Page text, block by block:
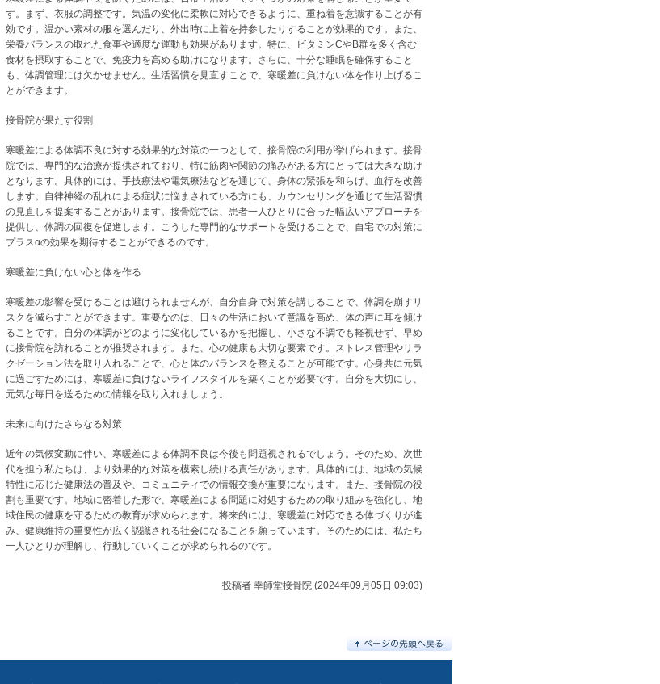
す。まず、衣服の調整です。気温の変化に柔軟に対応できるように、重ね着を意識することが有
効です。温かい素材の服を選んだり、外出時に上着を持参したりすることが効果的です。また、
栄養バランスの取れた食事や適度な運動も効果があります。特に、ビタミンCやB群を多く含む
食材を摂取することで、免疫力を高める助けになります。さらに、十分な睡眠を確保すること
も、体調管理には欠かせません。生活習慣を見直すことで、寒暖差に負けない体を作り上げるこ
とができます。
接骨院が果たす役割
寒暖差による体調不良に対する効果的な対策の一つとして、接骨院の利用が挙げられます。接骨
院では、専門的な治療が提供されており、特に筋肉や関節の痛みがある方にとっては大きな助け
となります。具体的には、手技療法や電気療法などを通じて、身体の緊張を和らげ、血行を改善
します。自律神経の乱れによる症状に悩まされている方にも、カウンセリングを通じて生活習慣
の見直しを提案することがあります。接骨院では、患者一人ひとりに合った幅広いアプローチを
提供し、体調の回復を促進します。こうした専門的なサポートを受けることで、自宅での対策に
プラスαの効果を期待することができるのです。
寒暖差に負けない心と体を作る
寒暖差の影響を受けることは避けられませんが、自分自身で対策を講じることで、体調を崩すリ
スクを減らすことができます。重要なのは、日々の生活において意識を高め、体の声に耳を傾け
ることです。自分の体調がどのように変化しているかを把握し、小さな不調でも軽視せず、早め
に接骨院を訪れることが推奨されます。また、心の健康も大切な要素です。ストレス管理やリラ
クゼーション法を取り入れることで、心と体のバランスを整えることが可能です。心身共に元気
に過ごすためには、寒暖差に負けないライフスタイルを築くことが必要です。自分を大切にし、
元気な毎日を送るための情報を取り入れましょう。
未来に向けたさらなる対策
近年の気候変動に伴い、寒暖差による体調不良は今後も問題視されるでしょう。そのため、次世
代を担う私たちは、より効果的な対策を模索し続ける責任があります。具体的には、地域の気候
特性に応じた健康法の普及や、コミュニティでの情報交換が重要になります。また、接骨院の役
割も重要です。地域に密着した形で、寒暖差による問題に対処するための取り組みを強化し、地
域住民の健康を守るための教育が求められます。将来的には、寒暖差に対応できる体づくりが進
み、健康維持の重要性が広く認識される社会になることを願っています。そのためには、私たち
一人ひとりが理解し、行動していくことが求められるのです。
投稿者 幸師堂接骨院 (2024年09月05日 09:03)